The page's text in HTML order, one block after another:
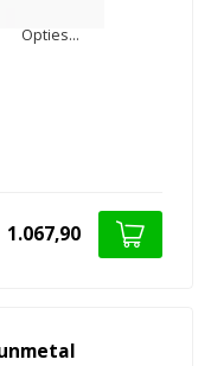
Opties...
1.067,90